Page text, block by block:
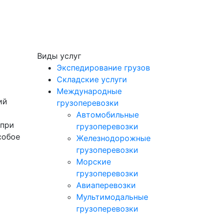
Виды услуг
Экспедирование грузов
Складские услуги
Международные
грузоперевозки
Автомобильные
грузоперевозки
Железнодорожные
грузоперевозки
Морские
грузоперевозки
Авиаперевозки
Мультимодальные
грузоперевозки